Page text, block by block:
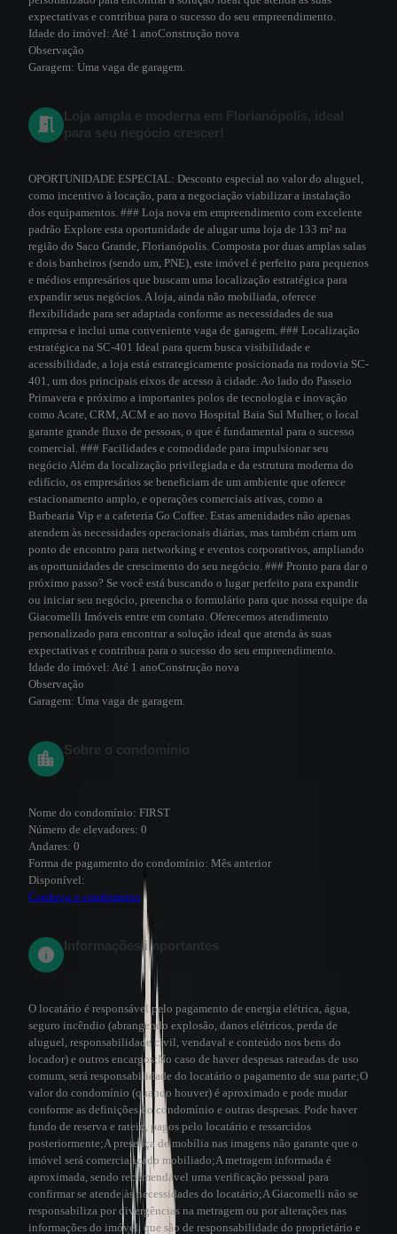
expectativas e contribua para o sucesso do seu empreendimento.
Idade do imóvel: Até 1 anoConstrução nova
Observação
Garagem: Uma vaga de garagem.
Loja ampla e moderna em Florianópolis, ideal
para seu negócio crescer!
OPORTUNIDADE ESPECIAL: Desconto especial no valor do aluguel,
como incentivo à locação, para a negociação viabilizar a instalação
dos equipamentos. ### Loja nova em empreendimento com excelente
padrão Explore esta oportunidade de alugar uma loja de 133 m² na
região do Saco Grande, Florianópolis. Composta por duas amplas salas
e dois banheiros (sendo um, PNE), este imóvel é perfeito para pequenos
e médios empresários que buscam uma localização estratégica para
expandir seus negócios. A loja, ainda não mobiliada, oferece
flexibilidade para ser adaptada conforme as necessidades de sua
empresa e inclui uma conveniente vaga de garagem. ### Localização
estratégica na SC-401 Ideal para quem busca visibilidade e
acessibilidade, a loja está estrategicamente posicionada na rodovia SC-
401, um dos principais eixos de acesso à cidade. Ao lado do Passeio
Primavera e próximo a importantes polos de tecnologia e inovação
como Acate, CRM, ACM e ao novo Hospital Baia Sul Mulher, o local
garante grande fluxo de pessoas, o que é fundamental para o sucesso
comercial. ### Facilidades e comodidade para impulsionar seu
negócio Além da localização privilegiada e da estrutura moderna do
edifício, os empresários se beneficiam de um ambiente que oferece
estacionamento amplo, e operações comerciais ativas, como a
Barbearia Vip e a cafeteria Go Coffee. Estas amenidades não apenas
atendem às necessidades operacionais diárias, mas também criam um
ponto de encontro para networking e eventos corporativos, ampliando
as oportunidades de crescimento do seu negócio. ### Pronto para dar o
próximo passo? Se você está buscando o lugar perfeito para expandir
ou iniciar seu negócio, preencha o formulário para que nossa equipe da
Giacomelli Imóveis entre em contato. Oferecemos atendimento
personalizado para encontrar a solução ideal que atenda às suas
expectativas e contribua para o sucesso do seu empreendimento.
Idade do imóvel: Até 1 anoConstrução nova
Observação
Garagem: Uma vaga de garagem.
Nome do condomínio: FIRST
Número de elevadores: 0
Andares: 0
Forma de pagamento do condomínio: Mês anterior
Disponível:
Conheça o condomínio
Informações importantes
O locatário é responsável pelo pagamento de energia elétrica, água,
seguro incêndio (abrangendo explosão, danos elétricos, perda de
aluguel, responsabilidade civil, vendaval e conteúdo nos bens do
locador) e outros encargos;No caso de haver despesas rateadas de uso
comum, será responsabilidade do locatário o pagamento de sua parte;O
valor do condomínio (quando houver) é aproximado e pode mudar
conforme as definições do condomínio e outras despesas. Pode haver
fundo de reserva e rateio, pagos pelo locatário e ressarcidos
posteriormente;A presença de mobília nas imagens não garante que o
imóvel será comercializado mobiliado;A metragem informada é
aproximada, sendo recomendável uma verificação pessoal para
confirmar se atende às necessidades do locatário;A Giacomelli não se
responsabiliza por divergências na metragem ou por alterações nas
informações do imóvel, que são de responsabilidade do proprietário e